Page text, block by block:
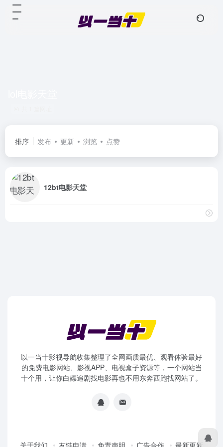
排序 发布 更新 浏览 点赞
12bt电影天堂
以一当十影视导航收集整理了全网画质最优、观看体验最好
的免费电影网站、影视APP、电视盒子资源等，一个网站当
十个用，让你白嫖追剧找电影再也不用东奔西跑找网站了。
关于我们 友链申请 免责声明 广告合作 最新更新